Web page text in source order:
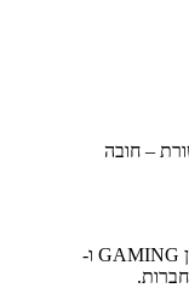
– חובה
החברה מפתחת פלטפורמה לניהול משחקי אונליין GAMING ו-